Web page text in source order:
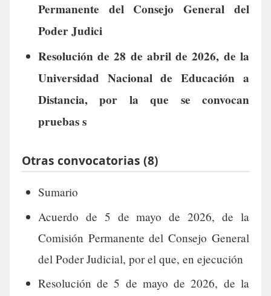
Permanente del Consejo General del
Poder Judici
Resolución de 28 de abril de 2026, de la
Universidad Nacional de Educación a
Distancia, por la que se convocan
pruebas s
Otras convocatorias (8)
Sumario
Acuerdo de 5 de mayo de 2026, de la
Comisión Permanente del Consejo General
del Poder Judicial, por el que, en ejecución
Resolución de 5 de mayo de 2026, de la